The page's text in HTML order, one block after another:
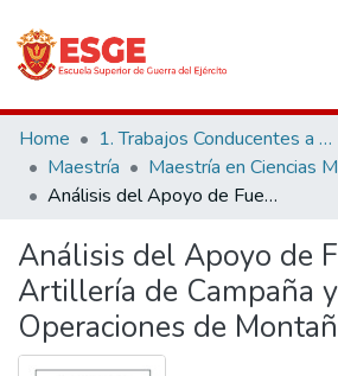
Communities & Collections
All of DSpace
Home 1. Trabajos Conducentes a Grados y Títulos
Maestría
Análisis del Apoyo de Fuegos de la Artillería de Campaña y las Operaciones de Montaña
Análisis del Apoyo de
Artillería de Campaña
Operaciones de